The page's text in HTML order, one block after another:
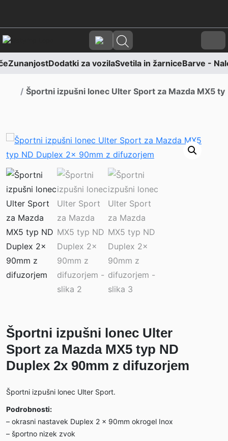
Cart
ZunanjostDodatki za vozilaSvetila in žarniceBarve -
Domov
Športni izpušni lonec Ulter Sport za Mazda MX5
Športni izpušni lonec Ulter
Sport za Mazda MX5 typ ND
Duplex 2x 90mm z difuzorjem
Športni izpušni lonec Ulter Sport.
Podrobnosti:
– okrasni nastavek Duplex 2 x 90mm okrogel Inox
– športno nizek zvok